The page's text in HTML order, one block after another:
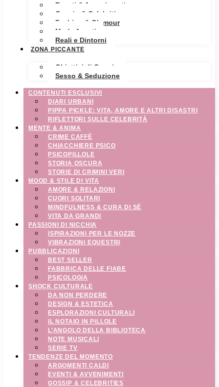
Eventi & Avvenimenti
Gossip & Celebrities
Fashion & Glamour
Moda Avanti
Reali e Dintorni
ZONA PICCANTE
Obiettivi di Coppia
Sesso & Seduzione
CONTENUTI ESCLUSIVI
DIARI URBANI
PIPPA PICKLE: VITA, AMORE E ALTRI DISASTRI
RIFLETTORI SULLE CELEBRITÀ
MENTE & ANIMA
CRIME CAFFÈ
CHIACCHIERE PSICO
PSICOPILLOLE
STORIA OSCURA
STORIE DI CRIMINI VERI
MOOD & STILE DI VITA
AMORE & RELAZIONI
CUORI SOLITARI
MINDFULNESS & CURA DI SÉ
VITA DA GRANDI
PASSIONI DI NICCHIA
ISPIRAZIONI PER LE NOZZE
VIBRAZIONI EQUESTRI
PUBBLICAZIONI
BEST SELLER
FABBRICA DELLE FIABE
PSICOLOGIA
SHOCK CULTURALE
DA NON PERDERE
DESIGN & ESTETICA
ESPLORAZIONI CULTURALI
IL NOTAIO IN PILLOLE
L’ANGOLO DELLA BIBLIOTECA
NOTE MUSICALI
SERIE TV
TENDENZE DEL MOMENTO
ARGOMENTI CALDI
EVENTI & AVVENIMENTI
GOSSIP & CELEBRITIES